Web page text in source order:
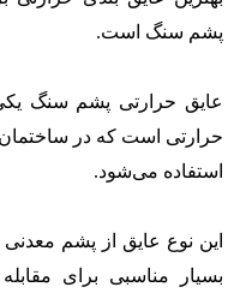
پشم سنگ است.
عایق حرارتی پشم سنگ یکی
حرارتی است که در
استفاده می‌شود.
این نوع عایق از پشم
بسیار مناسبی برای